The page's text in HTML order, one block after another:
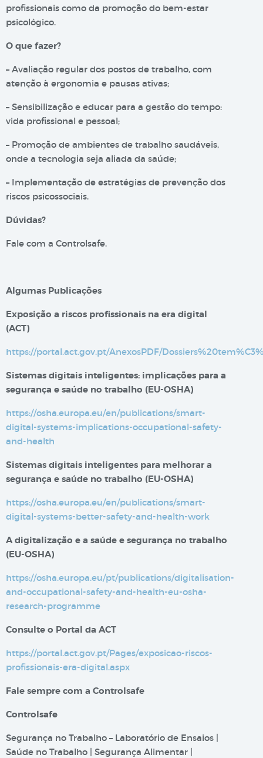
profissionais como da promoção do bem-estar
psicológico.
O que fazer?
– Avaliação regular dos postos de trabalho, com
atenção à ergonomia e pausas ativas;
– Sensibilização e educar para a gestão do tempo:
vida profissional e pessoal;
– Promoção de ambientes de trabalho saudáveis,
onde a tecnologia seja aliada da saúde;
– Implementação de estratégias de prevenção dos
riscos psicossociais.
Dúvidas?
Fale com a Controlsafe.
Algumas Publicações
Exposição a riscos profissionais na era digital​
(ACT)
https://portal.act.gov.pt/AnexosPDF/
Sistemas digitais inteligentes: implicações para a
segurança e saúde no trabalho (EU-OSHA)
https://osha.europa.eu/en/publications/smart-
digital-systems-implications-occupational-safety-
and-health
Sistemas digitais inteligentes para melhorar a
segurança e saúde no trabalho​​ (EU-OSHA)
https://osha.europa.eu/en/publications/smart-
digital-systems-better-safety-and-health-work
A digitalização e a saúde e segurança no trabalho
(EU-OSHA)
https://osha.europa.eu/pt/publications/digitalisation-
and-occupational-safety-and-health-eu-osha-
research-programme
Consulte o Portal da ACT
https://portal.act.gov.pt/Pages/exposicao-riscos-
profissionais-era-digital.aspx
Fale sempre com a Controlsafe
Controlsafe
Segurança no Trabalho – Laboratório de Ensaios |
Saúde no Trabalho | Segurança Alimentar |